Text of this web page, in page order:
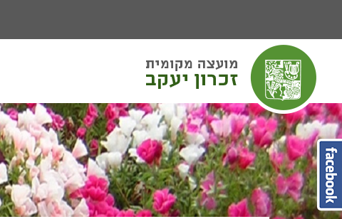
הגדל גודל פונט
הקטן גודל פונט
מצב ניגודיות גבוהה
מצב ניגודיות נמוכה
הצג קישורים
הצהרת נגישות